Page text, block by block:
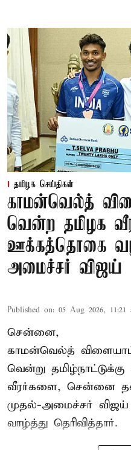
தமிழக செய்திகள்
காமன்வெல்த்
வென்ற தமிழக
ஊக்கத்தொகை
அமைச்சர் விஜய்
Published on: 05 Aug 2026, 11:21
சென்னை,
காமன்வெல்த்
வென்று
வீரர்களை, சென்னை
முதல்-அமைச்சர் விஜய்
வாழ்த்து தெரிவித்தார்.